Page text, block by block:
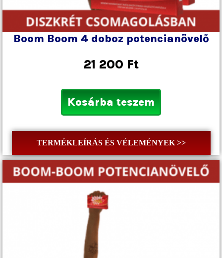
Boom Boom 4 doboz potencianövelő
21 200 Ft
Kosárba teszem
TERMÉKLEÍRÁS ÉS VÉLEMÉNYEK >>